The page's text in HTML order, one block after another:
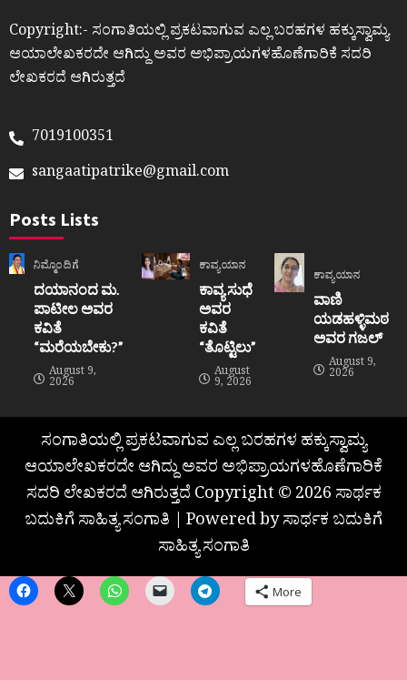
Copyright:- ಸಂಗಾತಿಯಲ್ಲಿ ಪ್ರಕಟವಾಗುವ ಎಲ್ಲ ಬರಹಗಳ ಹಕ್ಕುಸ್ವಾಮ್ಯ
ಆಯಾಲೇಖಕರದೇ ಆಗಿದ್ದು ಅವರ ಅಭಿಪ್ರಾಯಗಳಹೊಣೆಗಾರಿಕೆ ಸದರಿ
ಲೇಖಕರದೆ ಆಗಿರುತ್ತದೆ
7019100351
sangaatipatrike@gmail.com
Posts Lists
ನಿಮ್ಮೊಂದಿಗೆ
ದಯಾನಂದ ಮ.
ಪಾಟೀಲ ಅವರ
ಕವಿತೆ
“ಮರೆಯಬೇಕು?”
August 9,
2026
ಕಾವ್ಯಯಾನ
ಕಾವ್ಯ ಸುಧೆ
ಅವರ
ಕವಿತೆ
“ತೊಟ್ಟಿಲು”
August
9, 2026
ಕಾವ್ಯಯಾನ
ವಾಣಿ
ಯಡಹಳ್ಳಿಮಠ
ಅವರ ಗಜಲ್
August 9,
2026
ಸಂಗಾತಿಯಲ್ಲಿ ಪ್ರಕಟವಾಗುವ ಎಲ್ಲ ಬರಹಗಳ ಹಕ್ಕುಸ್ವಾಮ್ಯ
ಆಯಾಲೇಖಕರದೇ ಆಗಿದ್ದು ಅವರ ಅಭಿಪ್ರಾಯಗಳಹೊಣೆಗಾರಿಕೆ
ಸದರಿ ಲೇಖಕರದೆ ಆಗಿರುತ್ತದೆ Copyright © 2026 ಸಾರ್ಥಕ
ಬದುಕಿಗೆ ಸಾಹಿತ್ಯ ಸಂಗಾತಿ | Powered by ಸಾರ್ಥಕ ಬದುಕಿಗೆ
ಸಾಹಿತ್ಯ ಸಂಗಾತಿ
More